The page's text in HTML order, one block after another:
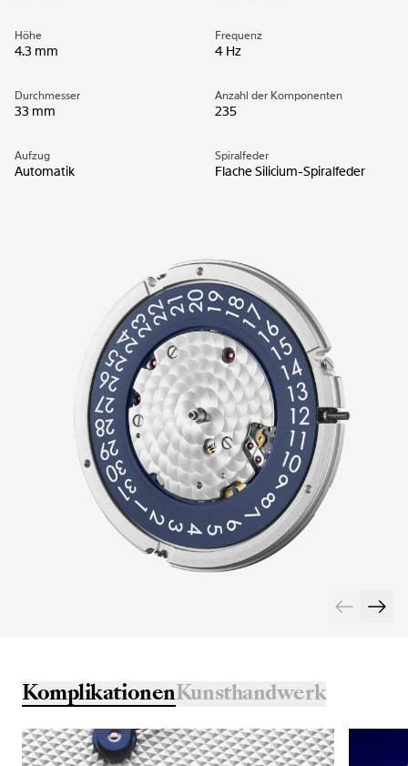
Höhe
4.3 mm
Frequenz
4 Hz
Durchmesser
33 mm
Anzahl der Komponenten
235
Aufzug
Automatik
Spiralfeder
Flache Silicium-Spiralfeder
KomplikationenKunsthandwerk